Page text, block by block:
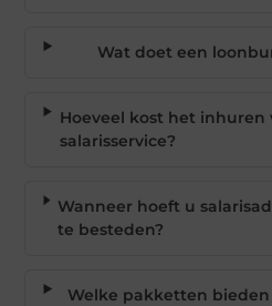
Wat doet een
Hoeveel kost het inhuren
salarisservice?
Wanneer hoeft u
te besteden?
Welke pakketten